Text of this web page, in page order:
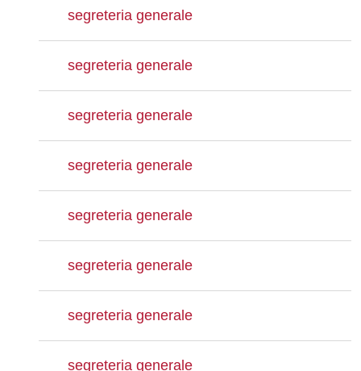
segreteria generale
segreteria generale
segreteria generale
segreteria generale
segreteria generale
segreteria generale
segreteria generale
segreteria generale